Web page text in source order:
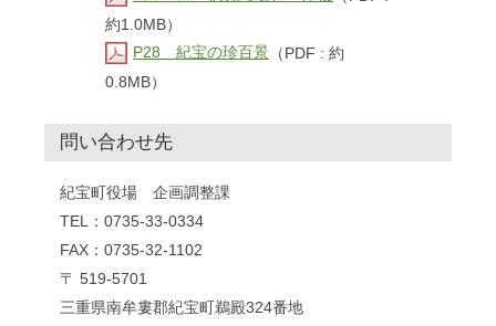
約1.0MB）
P28 紀宝の珍百景 （PDF : 約
0.8MB）
問い合わせ先
紀宝町役場 企画調整課
TEL：0735-33-0334
FAX：0735-32-1102
〒 519-5701
三重県南牟婁郡紀宝町鵜殿324番地